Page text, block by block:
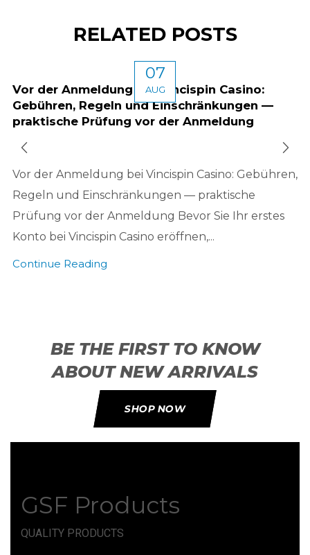
RELATED POSTS
07
AUG
Vor der Anmeldung bei Vincispin Casino:
Gebühren, Regeln und Einschränkungen —
praktische Prüfung vor der Anmeldung
Vor der Anmeldung bei Vincispin Casino: Gebühren,
Regeln und Einschränkungen — praktische
Prüfung vor der Anmeldung Bevor Sie Ihr erstes
Konto bei Vincispin Casino eröffnen,...
Continue Reading
BE THE FIRST TO KNOW
ABOUT NEW ARRIVALS
SHOP NOW
GSF Products
QUALITY PRODUCTS